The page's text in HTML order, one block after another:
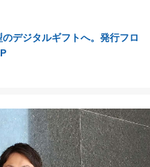
デジタルギフトへ。発行フロ